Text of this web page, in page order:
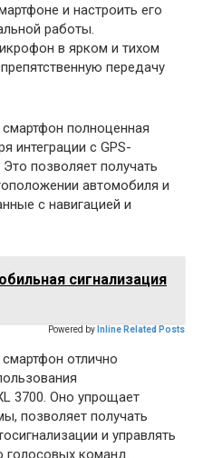
и настроить его
работы.
в ярком и тихом
передачу
полноценная
интеграции с GPS-
позволяет получать
автомобиля и
с навигацией и
сигнализация
Powered by Inline Related Posts
отлично
3700. Оно упрощает
позволяет получать
и управлять
команд.